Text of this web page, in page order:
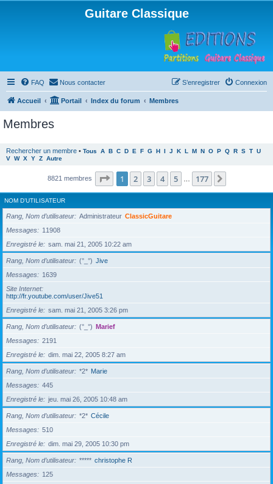
Guitare Classique
FAQ Nous contacter Connexion
S’enregistrer
Accueil Portail Index du forum Membres
Membres
Rechercher un membre • Tous A B C D E F G H I J K L M N O P Q R S T U
V W X Y Z Autre
8821 membres Page 1sur177
1 2 3 4 5 177
NOM D’UTILISATEUR
Rang, Nom d’utilisateur Administrateur ClassicGuitare
Messages
11908
Enregistré le
sam. mai 21, 2005 10:22 am
Rang, Nom d’utilisateur (°_°) Jive
Messages
1639
Site Internet
http://fr.youtube.com/user/Jive51
Enregistré le
sam. mai 21, 2005 3:26 pm
Rang, Nom d’utilisateur (°_°) Marief
Messages
2191
Enregistré le
dim. mai 22, 2005 8:27 am
Rang, Nom d’utilisateur *2* Marie
Messages
445
Enregistré le
jeu. mai 26, 2005 10:48 am
Rang, Nom d’utilisateur *2* Cécile
Messages
510
Enregistré le
dim. mai 29, 2005 10:30 pm
Rang, Nom d’utilisateur ***** christophe R
Messages
125